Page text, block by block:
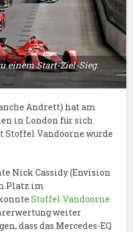
einem Start-Ziel-Sieg.
Andrett) hat am
in London für sich
Stoffel Vandoorne wurde
Nick Cassidy (Envision
Platz im
Stoffel Vandoorne
weiter
dass das Mercedes-EQ